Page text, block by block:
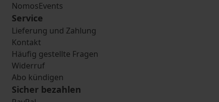
NomosEvents
Service
Lieferung und Zahlung
Kontakt
Häufig gestellte Fragen
Widerruf
Abo kündigen
Sicher bezahlen